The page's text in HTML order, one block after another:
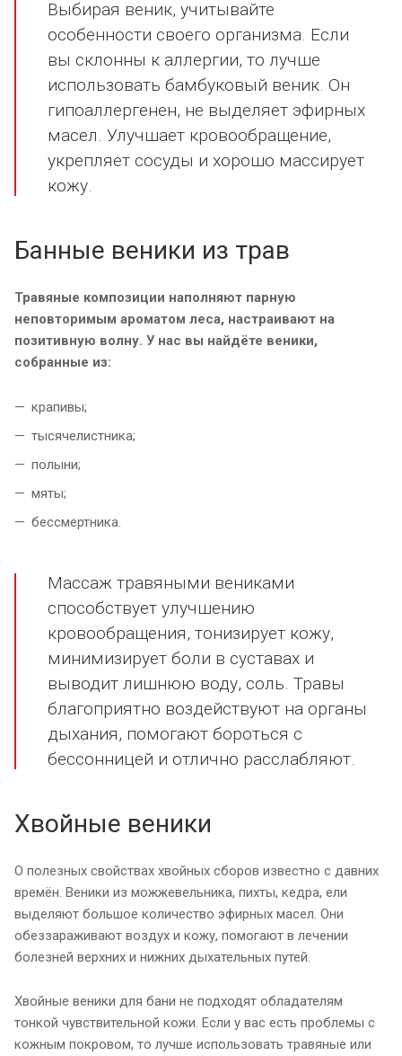
Выбирая веник, учитывайте
особенности своего организма. Если
вы склонны к аллергии, то лучше
использовать бамбуковый веник. Он
гипоаллергенен, не выделяет эфирных
масел. Улучшает кровообращение,
укрепляет сосуды и хорошо массирует
кожу.
Банные веники из трав
Травяные композиции наполняют парную
неповторимым ароматом леса, настраивают на
позитивную волну. У нас вы найдёте веники,
собранные из:
крапивы;
тысячелистника;
полыни;
мяты;
бессмертника.
Массаж травяными вениками
способствует улучшению
кровообращения, тонизирует кожу,
минимизирует боли в суставах и
выводит лишнюю воду, соль. Травы
благоприятно воздействуют на органы
дыхания, помогают бороться с
бессонницей и отлично расслабляют.
Хвойные веники
О полезных свойствах хвойных сборов известно с давних
времён. Веники из можжевельника, пихты, кедра, ели
выделяют большое количество эфирных масел. Они
обеззараживают воздух и кожу, помогают в лечении
болезней верхних и нижних дыхательных путей.
Хвойные веники для бани не подходят обладателям
тонкой чувствительной кожи. Если у вас есть проблемы с
кожным покровом, то лучше использовать травяные или